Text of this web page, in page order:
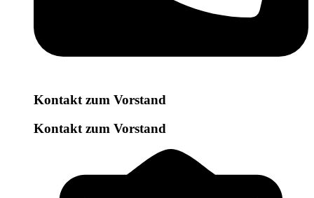
Kontakt zum Vorstand
Kontakt zum Vorstand